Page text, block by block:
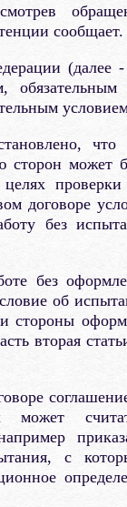
сообщает.
(далее
обязательным
что
сторон может
проверки
договоре
без
без
об
стороны
вторая
может
с